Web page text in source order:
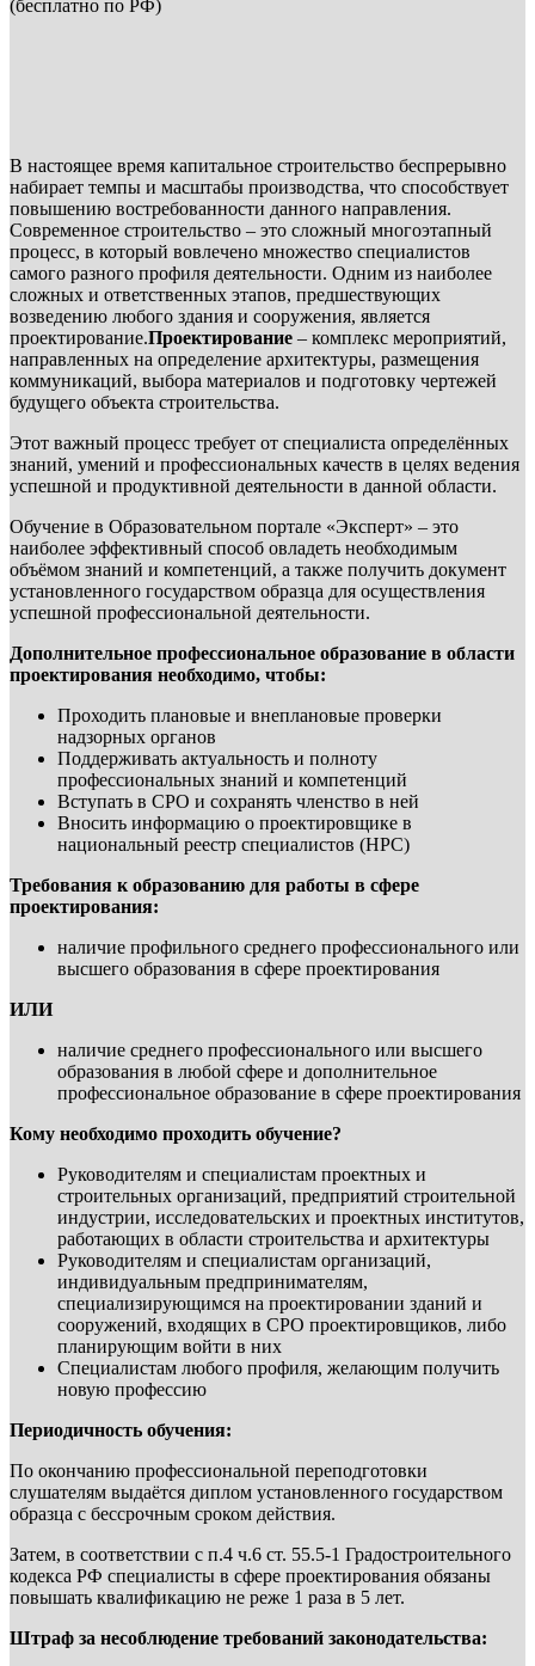
(бесплатно по РФ)
В настоящее время капитальное строительство беспрерывно
набирает темпы и масштабы производства, что способствует
повышению востребованности данного направления.
Современное строительство – это сложный многоэтапный
процесс, в который вовлечено множество специалистов
самого разного профиля деятельности. Одним из наиболее
сложных и ответственных этапов, предшествующих
возведению любого здания и сооружения, является
проектирование.Проектирование – комплекс мероприятий,
направленных на определение архитектуры, размещения
коммуникаций, выбора материалов и подготовку чертежей
будущего объекта строительства.
Этот важный процесс требует от специалиста определённых
знаний, умений и профессиональных качеств в целях ведения
успешной и продуктивной деятельности в данной области.
Обучение в Образовательном портале «Эксперт» – это
наиболее эффективный способ овладеть необходимым
объёмом знаний и компетенций, а также получить документ
установленного государством образца для осуществления
успешной профессиональной деятельности.
Дополнительное профессиональное образование в области
проектирования необходимо, чтобы:
Проходить плановые и внеплановые проверки
надзорных органов
Поддерживать актуальность и полноту
профессиональных знаний и компетенций
Вступать в СРО и сохранять членство в ней
Вносить информацию о проектировщике в
национальный реестр специалистов (НРС)
Требования к образованию для работы в сфере
проектирования:
наличие профильного среднего профессионального или
высшего образования в сфере проектирования
ИЛИ
наличие среднего профессионального или высшего
образования в любой сфере и дополнительное
профессиональное образование в сфере проектирования
Кому необходимо проходить обучение?
Руководителям и специалистам проектных и
строительных организаций, предприятий строительной
индустрии, исследовательских и проектных институтов,
работающих в области строительства и архитектуры
Руководителям и специалистам организаций,
индивидуальным предпринимателям,
специализирующимся на проектировании зданий и
сооружений, входящих в СРО проектировщиков, либо
планирующим войти в них
Специалистам любого профиля, желающим получить
новую профессию
Периодичность обучения:
По окончанию профессиональной переподготовки
слушателям выдаётся диплом установленного государством
образца с бессрочным сроком действия.
Затем, в соответствии с п.4 ч.6 ст. 55.5-1 Градостроительного
кодекса РФ специалисты в сфере проектирования обязаны
повышать квалификацию не реже 1 раза в 5 лет.
Штраф за несоблюдение требований законодательства: